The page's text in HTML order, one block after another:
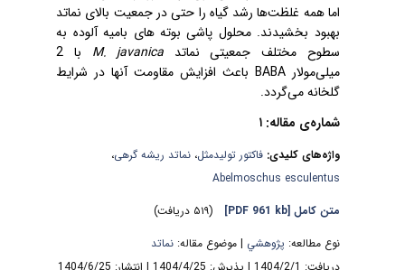
اما همه غلظت‌ها رشد گیاه را حتی در جمعیت بالای نماتد
بهبود بخشیدند. محلول‏ پاشی بوته های بامیه آلوده به
سطوح مختلف جمعیتی نماتد M. javanica
میلی‌مولارBABAباعث افزایش مقاومت آنها در شرایط
گلخانه می‌گردد.
شماره‌ی مقاله: ۱
واژه‌های کلیدی:فاکتور تولیدمثل،نماتد ریشه گرهی‌،
Abelmoschus esculentus
متن کامل[PDF 961 kb]
نوع مطالعه:پژوهشي| موضوع مقاله:نماتد